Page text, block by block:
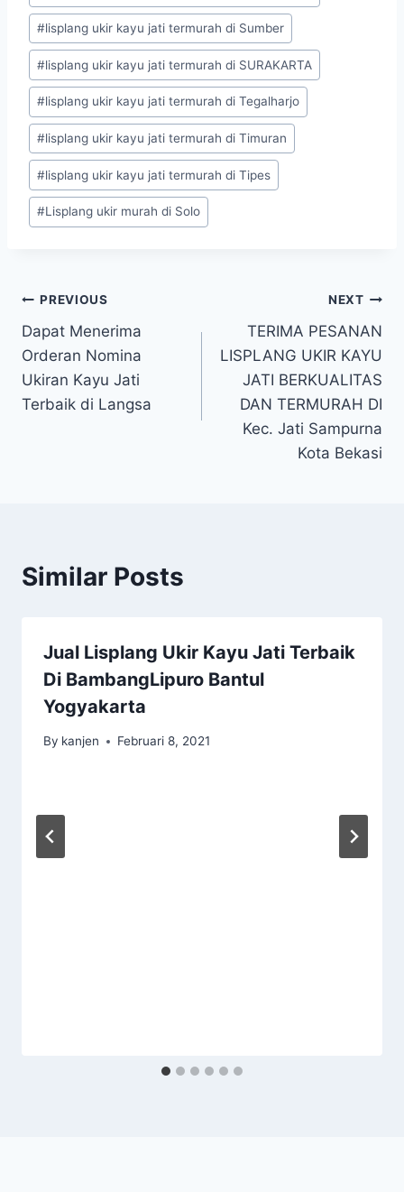
#lisplang ukir kayu jati termurah di Sumber
#lisplang ukir kayu jati termurah di SURAKARTA
#lisplang ukir kayu jati termurah di Tegalharjo
#lisplang ukir kayu jati termurah di Timuran
#lisplang ukir kayu jati termurah di Tipes
#Lisplang ukir murah di Solo
PREVIOUS
Dapat Menerima
Orderan Nomina
Ukiran Kayu Jati
Terbaik di Langsa
NEXT
TERIMA PESANAN
LISPLANG UKIR KAYU
JATI BERKUALITAS
DAN TERMURAH DI
Kec. Jati Sampurna
Kota Bekasi
Similar Posts
Jual Lisplang Ukir Kayu Jati Terbaik
Di BambangLipuro Bantul
Yogyakarta
By kanjen Februari 8, 2021